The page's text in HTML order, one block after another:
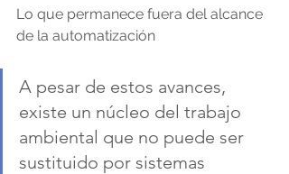
Lo que permanece fuera del alcance
de la automatización
A pesar de estos avances,
existe un núcleo del trabajo
ambiental que no puede ser
sustituido por sistemas